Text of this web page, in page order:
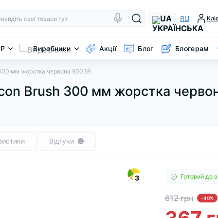
UA RU
Виробники Акції Блог Блогерам
мм жорстка червона 9003R
Brush 300 мм жорстка
Відгуки 0
3 Готовий до
612 грн -40%